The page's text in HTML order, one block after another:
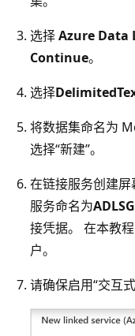
选择Azure Data
Continue。
选择
将数据集命名为
选择“新建”。
在链接服务创建
服务命名为
接凭据。 在本教
户。
请确保启用“交互